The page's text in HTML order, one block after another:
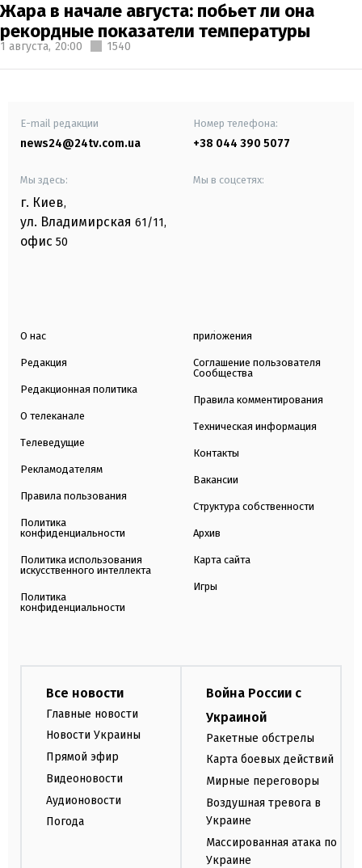
Жара в начале августа: побьет ли она
рекордные показатели температуры
1 августа, 20:00 1540
E-mail редакции
news24@24tv.com.ua
Номер телефона:
+38 044 390 5077
Мы здесь:
г. Киев,
ул. Владимирская 61/11,
офис 50
Мы в соцсетях:
О нас
Редакция
Редакционная политика
О телеканале
Телеведущие
Рекламодателям
Правила пользования
Политика
конфиденциальности
Политика использования
искусственного интеллекта
Политика
конфиденциальности
приложения
Соглашение пользователя
Сообщества
Правила комментирования
Техническая информация
Контакты
Вакансии
Структура собственности
Архив
Карта сайта
Игры
Все новости
Главные новости
Новости Украины
Прямой эфир
Видеоновости
Аудионовости
Погода
Война России с
Украиной
Ракетные обстрелы
Карта боевых действий
Мирные переговоры
Воздушная тревога в
Украине
Массированная атака по
Украине